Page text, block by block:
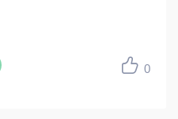
0